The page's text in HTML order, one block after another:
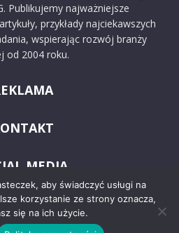
Publikujemy najważniejsze
przykłady najciekawszych
wspierając rozwój branży
od 2004 roku.
MEDIA
aby świadczyć usługi na
korzystanie ze strony oznacza,
się na ich użycie.